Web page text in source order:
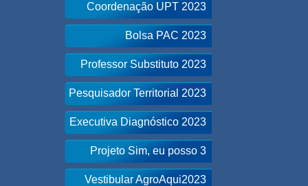
Coordenação UPT 2023
Bolsa PAC 2023
Professor Substituto 2023
Pesquisador Territorial 2023
Executiva Diagnóstico 2023
Projeto Sim, eu posso 3
Vestibular AgroAqui2023